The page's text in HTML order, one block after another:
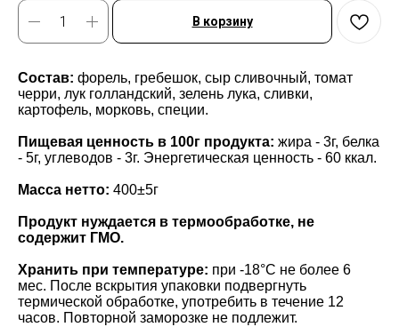
В корзину
Состав: форель, гребешок, сыр сливочный, томат
черри, лук голландский, зелень лука, сливки,
картофель, морковь, специи.
Пищевая ценность в 100г продукта: жира - 3г, белка
- 5г, углеводов - 3г. Энергетическая ценность - 60 ккал.
Масса нетто: 400±5г
Продукт нуждается в термообработке, не
содержит ГМО.
Хранить при температуре: при -18°C не более 6
мес. После вскрытия упаковки подвергнуть
термической обработке, употребить в течение 12
часов. Повторной заморозке не подлежит.